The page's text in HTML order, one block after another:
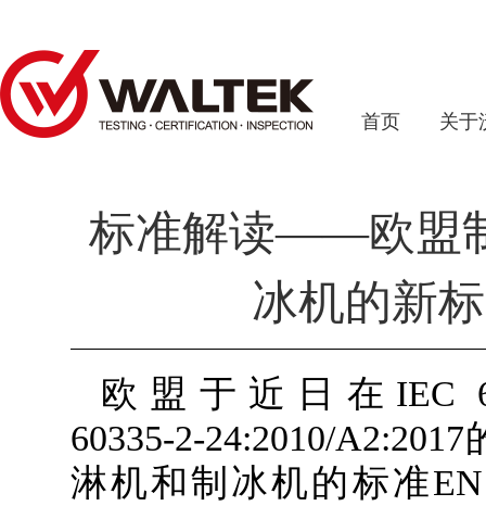
首页 关于
标准解读——欧盟
冰机的新
欧盟于近日在IEC
60335-2-24:2010/
淋机和制冰机的标准EN